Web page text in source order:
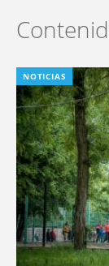
NOTICIAS